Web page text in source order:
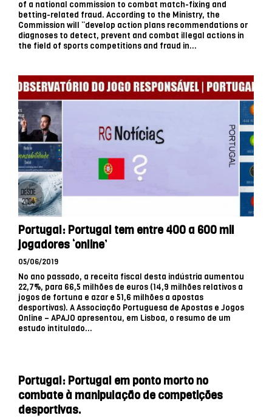
of a national commission to combat match-fixing and
betting-related fraud. According to the Ministry, the
Commission will “develop action plans recommendations or
diagnoses to detect, prevent and combat illegal actions in
the field of sports competitions and fraud in...
Portugal: Portugal tem entre 400 a 600 mil
jogadores ‘online’
05/06/2019
No ano passado, a receita fiscal desta indústria aumentou
22,7%, para 66,5 milhões de euros (14,9 milhões relativos a
jogos de fortuna e azar e 51,6 milhões a apostas
desportivas). A Associação Portuguesa de Apostas e Jogos
Online – APAJO apresentou, em Lisboa, o resumo de um
estudo intitulado...
Portugal: Portugal em ponto morto no
combate à manipulação de competições
desportivas.